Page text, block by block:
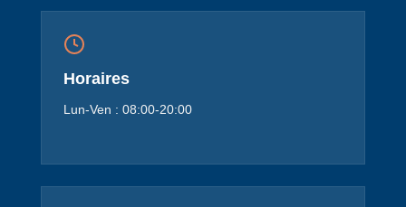
Horaires
Lun-Ven : 08:00-20:00